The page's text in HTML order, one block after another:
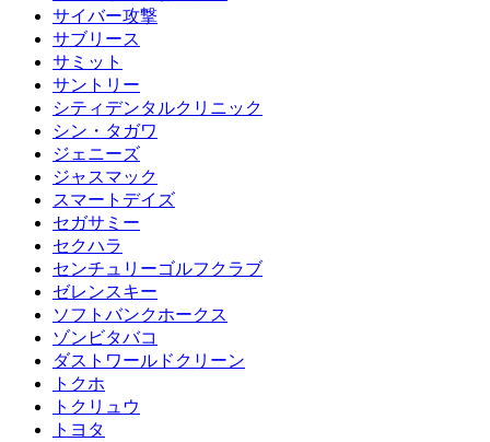
サイバー攻撃
サブリース
サミット
サントリー
シティデンタルクリニック
シン・タガワ
ジェニーズ
ジャスマック
スマートデイズ
セガサミー
セクハラ
センチュリーゴルフクラブ
ゼレンスキー
ソフトバンクホークス
ゾンビタバコ
ダストワールドクリーン
トクホ
トクリュウ
トヨタ